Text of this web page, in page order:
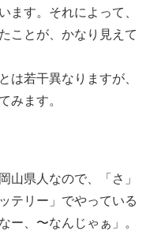
ます。それによって、
ことが、かなり見えて
若干異なりますが、
みます。
県人なので、「さ」
テリー」でやっている
ー、〜なんじゃぁ」。